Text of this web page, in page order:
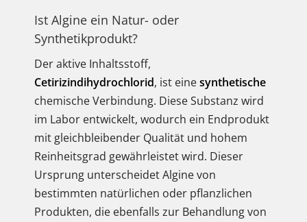
Ist Algine ein Natur- oder
Synthetikprodukt?
Der aktive Inhaltsstoff,
Cetirizindihydrochlorid, ist einesynthetische
chemische Verbindung. Diese Substanz wird
im Labor entwickelt, wodurch ein Endprodukt
mit gleichbleibender Qualität und hohem
Reinheitsgrad gewährleistet wird. Dieser
Ursprung unterscheidet Algine von
bestimmten natürlichen oder pflanzlichen
Produkten, die ebenfalls zur Behandlung von